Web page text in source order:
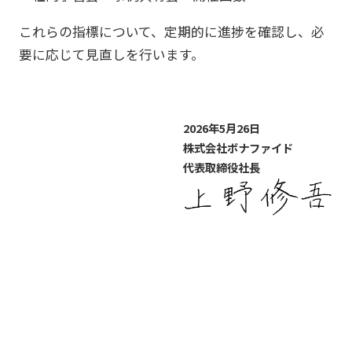
これらの指標について、定期的に進捗を確認し、必
要に応じて見直しを行います。
2026年5月26日
株式会社ボナファイド
代表取締役社長